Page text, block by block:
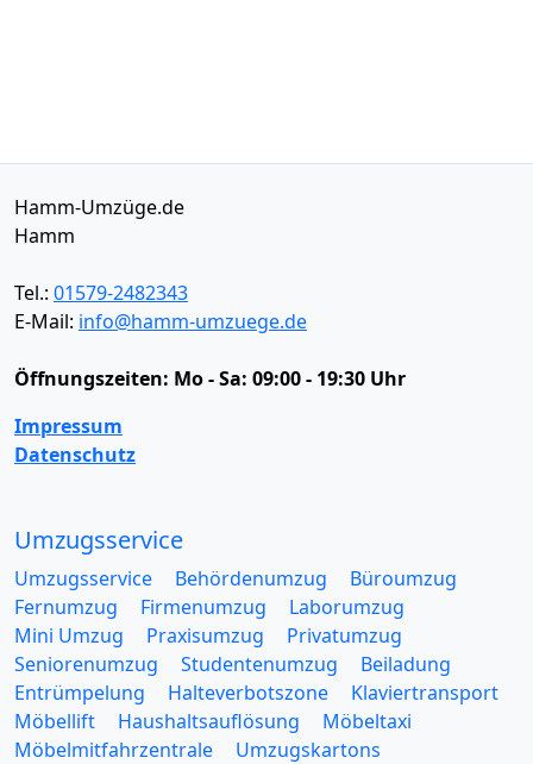
Hamm-Umzüge.de
Hamm
Tel.: 01579-2482343
E-Mail: info@hamm-umzuege.de
Öffnungszeiten: Mo - Sa: 09:00 - 19:30 Uhr
Impressum
Datenschutz
Umzugsservice
Umzugsservice Behördenumzug
Büroumzug
Fernumzug
Firmenumzug
Laborumzug
Mini Umzug
Praxisumzug
Privatumzug
Seniorenumzug
Studentenumzug
Beiladung
Entrümpelung
Halteverbotszone
Klaviertransport
Möbellift
Haushaltsauflösung
Möbeltaxi
Möbelmitfahrzentrale
Umzugskartons